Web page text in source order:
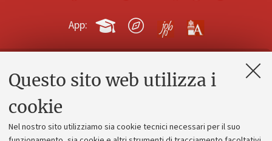
Questo sito web utilizza i
cookie
Nel nostro sito utilizziamo sia cookie tecnici necessari per il suo
App:
Contatti e PEC
Alumni community